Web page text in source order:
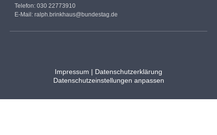
Telefon: 030 22773910
E-Mail: ralph.brinkhaus@bundestag.de
Impressum | Datenschutzerklärung
Datenschutzeinstellungen anpassen